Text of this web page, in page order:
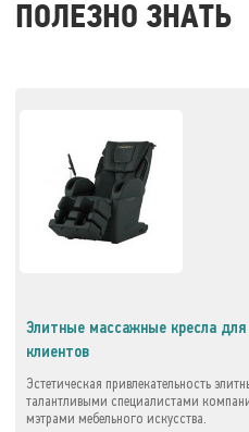
ПОЛЕЗНО ЗНАТЬ
Элитные массажные кресла
клиентов
Эстетическая привлекательность
талантливыми специалистами
мэтрами мебельного искусства.